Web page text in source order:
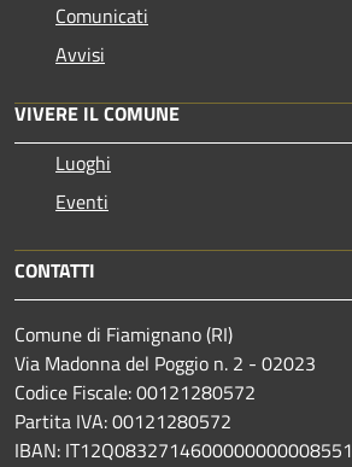
Comunicati
Avvisi
VIVERE IL COMUNE
Luoghi
Eventi
CONTATTI
Comune di Fiamignano (RI)
Via Madonna del Poggio n. 2 - 02023
Codice Fiscale: 00121280572
Partita IVA: 00121280572
IBAN: IT12Q0832714600000000008551